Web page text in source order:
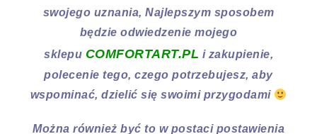
swojego uznania, Najlepszym sposobem
będzie odwiedzenie mojego
sklepu COMFORTART.PL i zakupienie,
polecenie tego, czego potrzebujesz, aby
wspominać, dzielić się swoimi przygodami
Można również być to w postaci postawienia